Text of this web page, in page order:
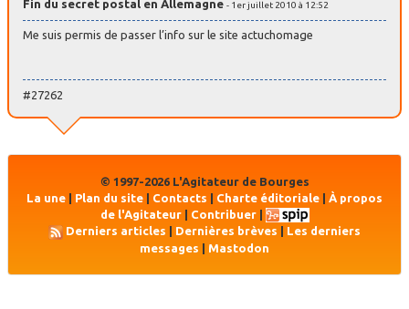
Fin du secret postal en Allemagne - 1er juillet 2010 à 12:52
Me suis permis de passer l’info sur le site actuchomage
#27262
© 1997-2026 L'Agitateur de Bourges
La une | Plan du site | Contacts | Charte éditoriale | À propos
de l'Agitateur| Contribuer|
Derniers articles
Dernières brèves
Les derniers
messages
Mastodon